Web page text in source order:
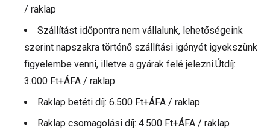
/ raklap
Szállítást időpontra nem vállalunk, lehetőségeink
szerint napszakra történő szállítási igényét igyekszünk
figyelembe venni, illetve a gyárak felé jelezni.Útdíj:
3.000 Ft+ÁFA / raklap
Raklap betéti díj: 6.500 Ft+ÁFA / raklap
Raklap csomagolási díj: 4.500 Ft+ÁFA / raklap